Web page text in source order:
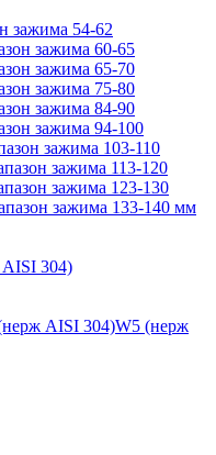
зажима 54-62
зажима 60-65
зажима 65-70
зажима 75-80
зажима 84-90
зажима 94-100
зажима 103-110
зажима 113-120
зажима 123-130
зажима 133-140 мм
304)
AISI 304)W5 (нерж